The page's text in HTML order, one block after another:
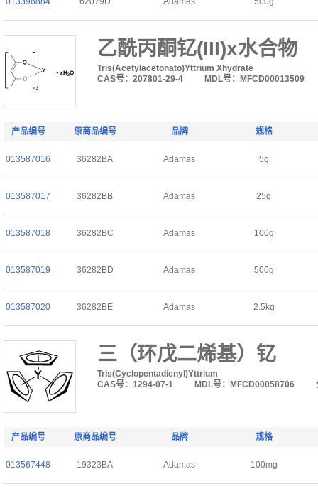
乙酰丙酮钇(III)x水合物
Tris(Acetylacetonato)Yttrium Xhydrate
CAS号：207801-29-4
MDL号：MFCD00013509
产品编号 原商品编号 品牌 规格
013587016 36282BA Adamas 5g
013587017 36282BB Adamas 25g
013587018 36282BC Adamas 100g
013587019 36282BD Adamas 500g
013587020 36282BE Adamas 2.5kg
三（环戊二烯基）钇
Tris(Cyclopentadienyl)Yttrium
CAS号：1294-07-1
MDL号：MFCD00058706
产品编号 原商品编号 品牌 规格
013567448 19323BA Adamas 100mg